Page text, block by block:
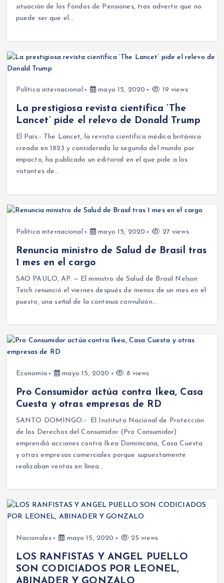
situación de los Fondos de Pensiones, tras advertir que no
puede ser que el…
Política internacional mayo 15, 2020 19 views
La prestigiosa revista científica ‘The
Lancet’ pide el relevo de Donald Trump
El País.- The Lancet, la revista científica médica británica
creada en 1823 y considerada la segunda del mundo por
impacto, ha publicado un editorial en el que pide a los
votantes de…
Política internacional mayo 15, 2020 27 views
Renuncia ministro de Salud de Brasil tras
1 mes en el cargo
SAO PAULO, AP. — El ministro de Salud de Brasil Nelson
Teich renunció el viernes después de menos de un mes en el
puesto, una señal de la continua convulsión…
Economía mayo 15, 2020 8 views
Pro Consumidor actúa contra Ikea, Casa
Cuesta y otras empresas de RD
SANTO DOMINGO.- El Instituto Nacional de Protección
de los Derechos del Consumidor (Pro Consumidor)
emprendió acciones contra Ikea Dominicana, Casa Cuesta
y otras empresas comerciales porque supuestamente
realizaban ventas en línea…
Nacionales mayo 15, 2020 25 views
LOS RANFISTAS Y ANGEL PUELLO
SON CODICIADOS POR LEONEL,
ABINADER Y GONZALO